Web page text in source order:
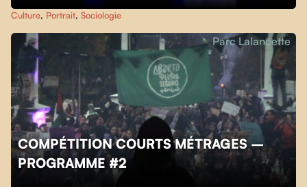
Culture, Portrait, Sociologie
COMPÉTITION COURTS MÉTRAGES –
PROGRAMME #2
Parc Lalancette